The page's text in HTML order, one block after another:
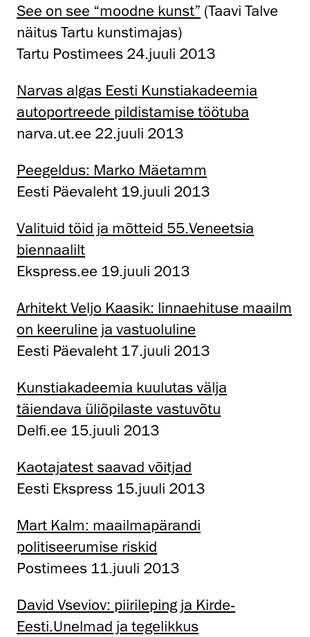
See on see “moodne kunst” (Taavi Talve
näitus Tartu kunstimajas)
Tartu Postimees 24.juuli 2013
Narvas algas Eesti Kunstiakadeemia
autoportreede pildistamise töötuba
narva.ut.ee 22.juuli 2013
Peegeldus: Marko Mäetamm
Eesti Päevaleht 19.juuli 2013
Valituid töid ja mõtteid 55.Veneetsia
biennaalilt
Ekspress.ee 19.juuli 2013
Arhitekt Veljo Kaasik: linnaehituse maailm
on keeruline ja vastuoluline
Eesti Päevaleht 17.juuli 2013
Kunstiakadeemia kuulutas välja
täiendava üliõpilaste vastuvõtu
Delfi.ee 15.juuli 2013
Kaotajatest saavad võitjad
Eesti Ekspress 15.juuli 2013
Mart Kalm: maailmapärandi
politiseerumise riskid
Postimees 11.juuli 2013
David Vseviov: piirileping ja Kirde-
Eesti.Unelmad ja tegelikkus